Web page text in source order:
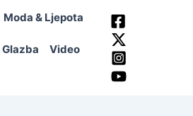
Moda & Ljepota
Glazba Video